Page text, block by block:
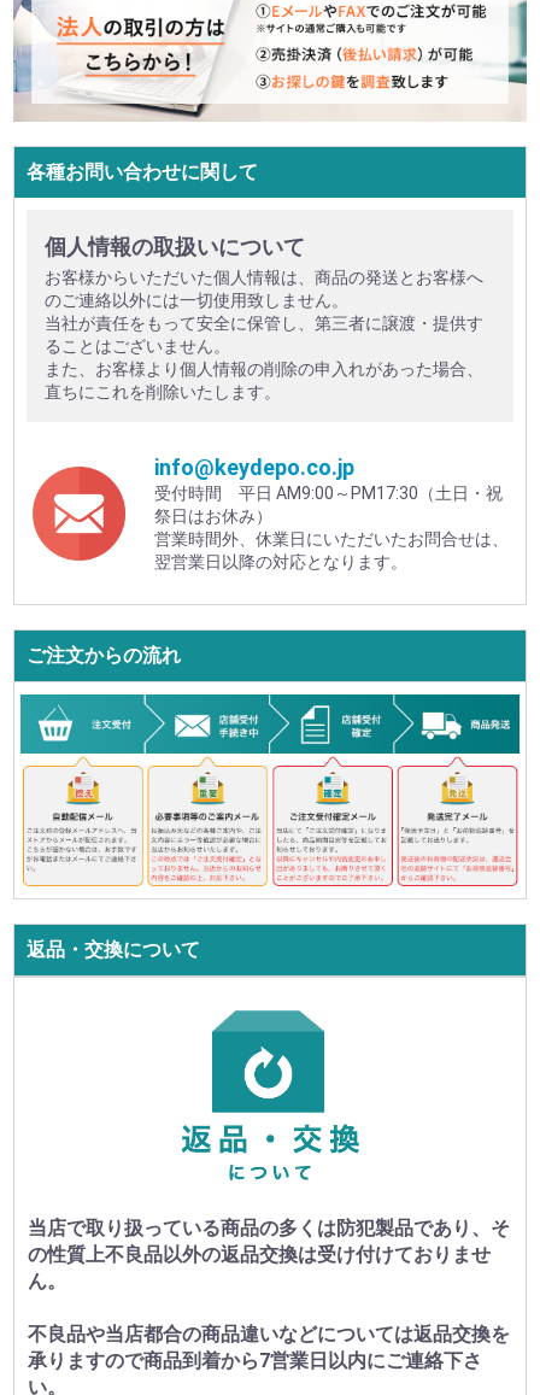
各種お問い合わせに関して
個人情報の取扱いについて
お客様からいただいた個人情報は、商品の発送とお客様へ
のご連絡以外には一切使用致しません。
当社が責任をもって安全に保管し、第三者に譲渡・提供す
ることはございません。
また、お客様より個人情報の削除の申入れがあった場合、
直ちにこれを削除いたします。
info@keydepo.co.jp
受付時間 平日 AM9:00～PM17:30（土日・祝
祭日はお休み）
営業時間外、休業日にいただいたお問合せは、
翌営業日以降の対応となります。
ご注文からの流れ
返品・交換について
当店で取り扱っている商品の多くは防犯製品であり、そ
の性質上不良品以外の返品交換は受け付けておりませ
ん。
不良品や当店都合の商品違いなどについては返品交換を
承りますので商品到着から7営業日以内にご連絡下さ
い。